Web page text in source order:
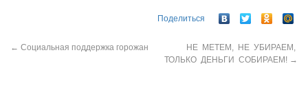
Поделиться
← Социальная поддержка горожан
НЕ МЕТЕМ, НЕ УБИРАЕМ,
ТОЛЬКО ДЕНЬГИ СОБИРАЕМ! →